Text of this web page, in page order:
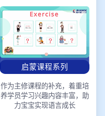
启蒙课程系列
作为主修课程的补充，着重培
养学员学习兴趣内容丰富，助
力宝宝实现语言成长